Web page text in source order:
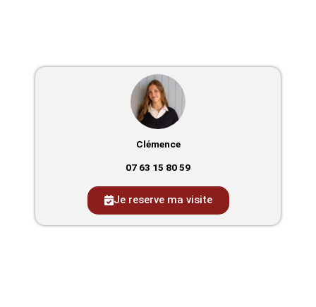
Clémence
07 63 15 80 59
Je reserve ma visite